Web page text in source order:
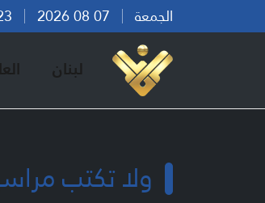
الجمعة
لبنان
ولا تكتب